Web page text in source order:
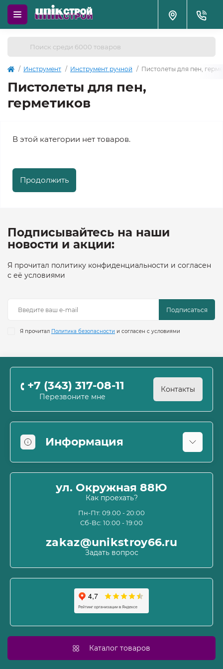
Инструмент Инструмент ручной Пистолеты для пен,
Пистолеты для пен,
герметиков
В этой категории нет товаров.
Продолжить
Подписывайтесь на наши
новости и акции:
Я прочитал политику конфиденциальности и согласен
с её условиями
Подписаться
Я прочитал Политика безопасности и согласен с условиями
+7 (343) 317-08-11
Перезвоните мне
Контакты
Информация
Информация о доставке
Пользовательское соглашение и оферта
Политика конфиденциальности
Связаться с нами
Карта сайта
Производители
ул. Окружная 88Ю
Как проехать?
Пн-Пт: 09.00 - 20:00
Сб-Вс: 10:00 - 19:00
zakaz@unikstroy66.ru
Задать вопрос
Каталог товаров